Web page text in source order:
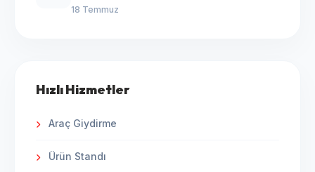
18 Temmuz
Hızlı Hizmetler
Araç Giydirme
Ürün Standı